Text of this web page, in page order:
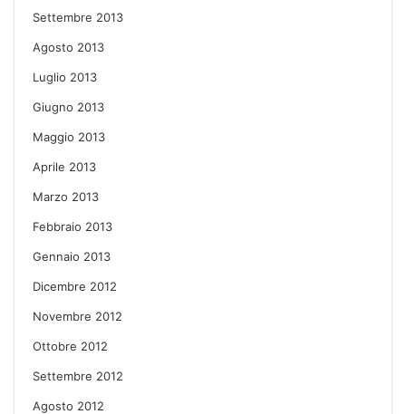
Settembre 2013
Agosto 2013
Luglio 2013
Giugno 2013
Maggio 2013
Aprile 2013
Marzo 2013
Febbraio 2013
Gennaio 2013
Dicembre 2012
Novembre 2012
Ottobre 2012
Settembre 2012
Agosto 2012